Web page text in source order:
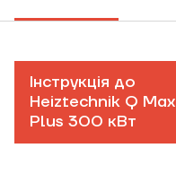
Інструкція до
Heiztechnik Q Max
Plus 300 кВт